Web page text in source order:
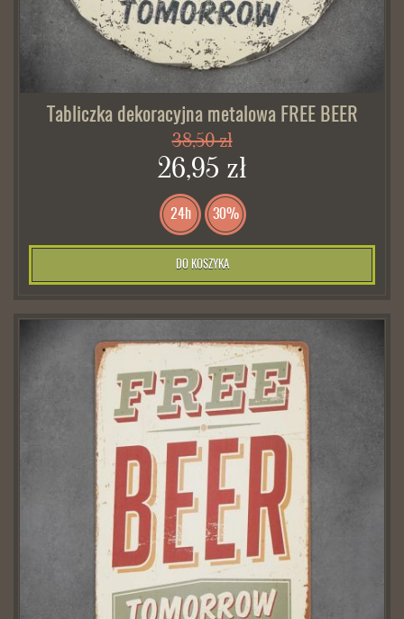
Tabliczka dekoracyjna metalowa FREE BEER
38,50 zł
26,95 zł
24h 30%
DO KOSZYKA